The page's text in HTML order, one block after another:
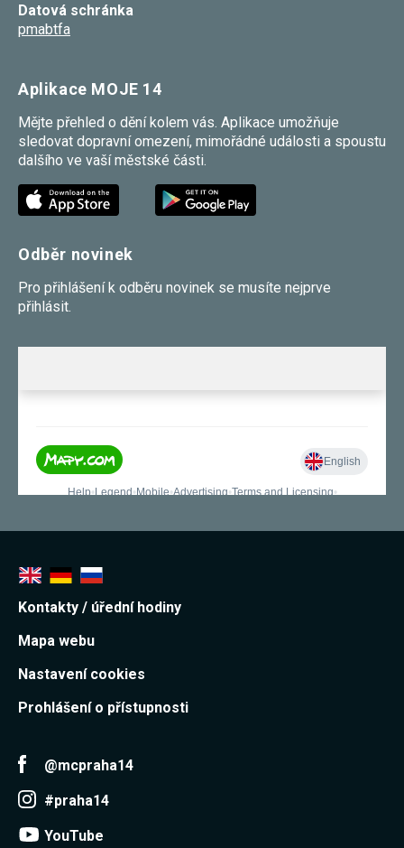
Datová schránka
pmabtfa
Aplikace MOJE 14
Mějte přehled o dění kolem vás. Aplikace umožňuje
sledovat dopravní omezení, mimořádné události a spoustu
dalšího ve vaší městské části.
Odběr novinek
Pro přihlášení k odběru novinek se musíte nejprve
přihlásit.
Kontakty / úřední hodiny
Mapa webu
Nastavení cookies
Prohlášení o přístupnosti
@mcpraha14
#praha14
YouTube